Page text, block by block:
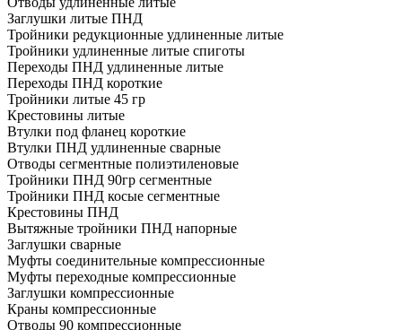
Заглушки литые ПНД
Тройники редукционные удлиненные литые
Тройники удлиненные литые спиготы
Переходы ПНД удлиненные литые
Переходы ПНД короткие
Тройники литые 45 гр
Крестовины литые
Втулки под фланец короткие
Втулки ПНД удлиненные сварные
Отводы сегментные полиэтиленовые
Тройники ПНД 90гр сегментные
Тройники ПНД косые сегментные
Крестовины ПНД
Вытяжные тройники ПНД напорные
Заглушки сварные
Муфты соединительные компрессионные
Муфты переходные компрессионные
Заглушки компрессионные
Краны компрессионные
Отводы 90 компрессионные